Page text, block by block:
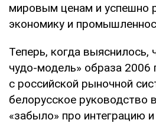
мировым ценам и успешно
экономику и
Теперь, когда выяснилось,
чудо-модель» образа 2006
с российской рыночной
белорусское руководство
«забыло» про интеграцию